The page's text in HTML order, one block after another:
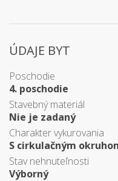
ÚDAJE BYT
Poschodie
4. poschodie
Stavebný materiál
Nie je zadaný
Charakter vykurovania
S cirkulačným
Stav nehnuteľnosti
Výborný